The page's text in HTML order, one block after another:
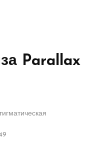
Parallax